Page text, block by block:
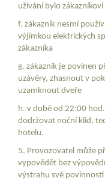
užívání bylo
f. zákazník nesmí
výjimkou elektrických
zákazníka
g. zákazník je povinen
uzávěry, zhasnout v
uzamknout dveře
h. v době od 22:00
dodržovat noční klid,
hotelu.
5. Provozovatel může
vypovědět bez
výstrahu své